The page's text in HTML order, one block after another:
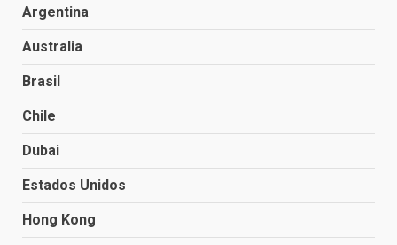
Argentina
Australia
Brasil
Chile
Dubai
Estados Unidos
Hong Kong